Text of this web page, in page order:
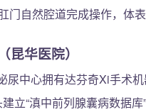
门自然腔道完成操作，体
昆华医院）
尿中心拥有达芬奇Xi手术
立“滇中前列腺囊病数据